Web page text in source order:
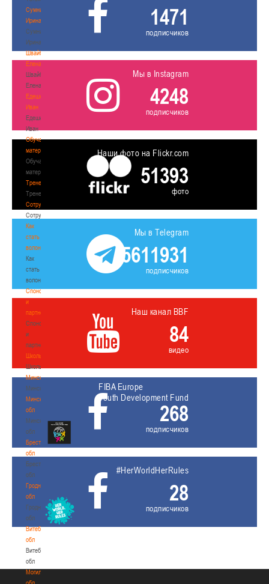
Сумникова
Ирина
Сумникова
Ирина
Швайбович
Елена
Швайбович
Елена
Едешко
Иван
Едешко
Иван
Обучающие
материалы
Обучающие
материалы
Тренерам
Тренерам
Сотрудничество
Сотрудничество
Как
стать
волонтером
Как
стать
волонтером
Спонсоры
и
партнеры
Спонсоры
и
партнеры
Школы
Школы
Минск
Минск
Минская
обл
Минская
обл
Брестская
обл
Брестская
обл
Гродненская
обл
Гродненская
обл
Витебская
обл
Витебская
обл
Могилевская
обл
1471
подписчиков
Мы в Instagram
4248
подписчиков
Наши фото на Flickr.com
51393
фото
Мы в Telegram
5611931
подписчиков
Наш канал BBF
84
видео
FIBA Europe
Youth Development Fund
268
подписчиков
#HerWorldHerRules
28
подписчиков